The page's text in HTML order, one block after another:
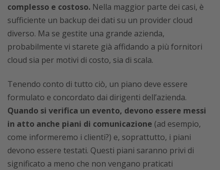
complesso e costoso. Nella maggior parte dei casi, è
sufficiente un backup dei dati su un provider cloud
diverso. Ma se gestite una grande azienda,
probabilmente vi starete già affidando a più fornitori
cloud sia per motivi di costo, sia di scala.
Tenendo conto di tutto ciò, un piano deve essere
formulato e concordato dai dirigenti dell’azienda.
Quando si verifica un evento, devono essere messi
in atto anche piani di comunicazione (ad esempio,
come informeremo i clienti?) e, soprattutto, i piani
devono essere testati. Questi piani saranno privi di
significato a meno che non vengano praticati